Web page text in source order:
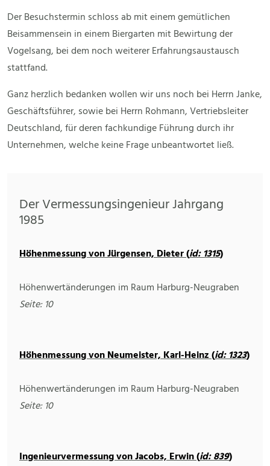
Der Besuchstermin schloss ab mit einem gemütlichen
Beisammensein in einem Biergarten mit Bewirtung der
Vogelsang, bei dem noch weiterer Erfahrungsaustausch
stattfand.
Ganz herzlich bedanken wollen wir uns noch bei Herrn Janke,
Geschäftsführer, sowie bei Herrn Rohmann, Vertriebsleiter
Deutschland, für deren fachkundige Führung durch ihr
Unternehmen, welche keine Frage unbeantwortet ließ.
Der Vermessungsingenieur Jahrgang
1985
Höhenmessung von Jürgensen, Dieter (id: 1315)
Höhenwertänderungen im Raum Harburg-Neugraben
Seite: 10
Höhenmessung von Neumeister, Karl-Heinz (id: 1323)
Höhenwertänderungen im Raum Harburg-Neugraben
Seite: 10
Ingenieurvermessung von Jacobs, Erwin (id: 839)